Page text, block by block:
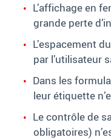
L’affichage en
grande perte
L’espacement
par l’utilisateur
Dans les
leur étiquette
Le contrôle de
obligatoires)